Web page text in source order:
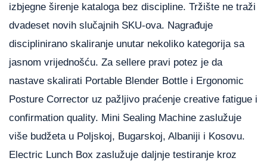
izbjegne širenje kataloga bez discipline. Tržište ne traži
dvadeset novih slučajnih SKU-ova. Nagrađuje
disciplinirano skaliranje unutar nekoliko kategorija sa
jasnom vrijednošću. Za sellere pravi potez je da
nastave skalirati Portable Blender Bottle i Ergonomic
Posture Corrector uz pažljivo praćenje creative fatigue i
confirmation quality. Mini Sealing Machine zaslužuje
više budžeta u Poljskoj, Bugarskoj, Albaniji i Kosovu.
Electric Lunch Box zaslužuje daljnje testiranje kroz